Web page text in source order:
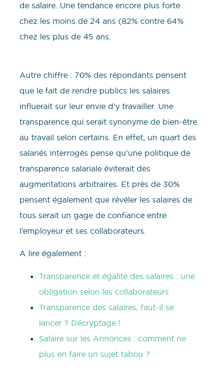
de salaire. Une tendance encore plus forte
chez les moins de 24 ans (82% contre 64%
chez les plus de 45 ans.
Autre chiffre : 70% des répondants pensent
que le fait de rendre publics les salaires
influerait sur leur envie d’y travailler. Une
transparence qui serait synonyme de bien-être
au travail selon certains. En effet, un quart des
salariés interrogés pense qu’une politique de
transparence salariale éviterait des
augmentations arbitraires. Et près de 30%
pensent également que révéler les salaires de
tous serait un gage de confiance entre
l’employeur et ses collaborateurs.
A lire également :
Transparence et égalité des salaires : une
obligation selon les collaborateurs
Transparence des salaires, faut-il se
lancer ? Décryptage !
Salaire sur les Annonces : comment ne
plus en faire un sujet tabou ?